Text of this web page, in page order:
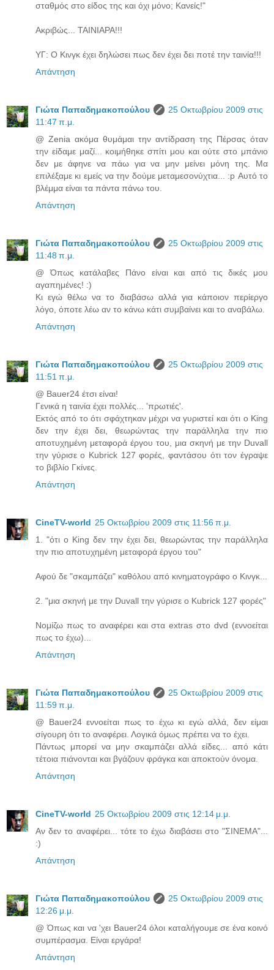
σταθμός στο είδος της και όχι μόνο; Κανείς!"
Ακριβώς... ΤΑΙΝΙΑΡΑ!!!
ΥΓ: Ο Κινγκ έχει δηλώσει πως δεν έχει δει ποτέ την ταινία!!!
Απάντηση
Γιώτα Παπαδημακοπούλου
25 Οκτωβρίου 2009 στις
11:47 π.μ.
@ Zenia ακόμα θυμάμαι την αντίδραση της Πέρσας όταν
την είδαμε μαζί... κοιμήθηκε σπίτι μου και ούτε στο μπάνιο
δεν με άφηνε να πάω για να μην μείνει μόνη της. Μα
επιλέξαμε κι εμείς να την δούμε μεταμεσονύχτια... :p Αυτό το
βλέμμα είναι τα πάντα πάνω του.
Απάντηση
Γιώτα Παπαδημακοπούλου
25 Οκτωβρίου 2009 στις
11:48 π.μ.
@ Όπως κατάλαβες Πάνο είναι και από τις δικές μου
αγαπημένες! :)
Κι εγώ θέλω να το διαβάσω αλλά για κάποιον περίεργο
λόγο, όποτε λέω αν το κάνω κάτι συμβαίνει και το αναβάλω.
Απάντηση
Γιώτα Παπαδημακοπούλου
25 Οκτωβρίου 2009 στις
11:51 π.μ.
@ Bauer24 έτσι είναι!
Γενικά η ταινία έχει πολλές... 'πρωτιές'.
Εκτός από το ότι σφάχτηκαν μέχρι να γυριστεί και ότι ο King
δεν την έχει δει, θεωρώντας την παράλληλα την πιο
αποτυχημένη μεταφορά έργου του, μια σκηνή με την Duvall
την γύρισε ο Kubrick 127 φορές, φαντάσου ότι τον έγραψε
το βιβλίο Γκίνες.
Απάντηση
CineTV-world 25 Οκτωβρίου 2009 στις 11:56 π.μ.
1. "ότι ο King δεν την έχει δει, θεωρώντας την παράλληλα
την πιο αποτυχημένη μεταφορά έργου του"
Αφού δε "σκαμπάζει" καθόλου από κινηματογράφο ο Κινγκ...
2. "μια σκηνή με την Duvall την γύρισε ο Kubrick 127 φορές"
Νομίζω πως το αναφέρει και στα extras στο dvd (εννοείται
πως το έχω)...
Απάντηση
Γιώτα Παπαδημακοπούλου
25 Οκτωβρίου 2009 στις
11:59 π.μ.
@ Bauer24 εννοείται πως το έχω κι εγώ αλλά, δεν είμαι
σίγουρη ότι το αναφέρει. Λογικά όμως πρέπει να το έχει.
Πάντως μπορεί να μην σκαμπάζει αλλά είδες... από κάτι
τέτοια πιάνονται και βγάζουν φράγκα και αποκτούν όνομα.
Απάντηση
CineTV-world 25 Οκτωβρίου 2009 στις 12:14 μ.μ.
Αν δεν το αναφέρει... τότε το έχω διαβάσει στο "ΣΙΝΕΜΑ"...
:)
Απάντηση
Γιώτα Παπαδημακοπούλου
25 Οκτωβρίου 2009 στις
12:26 μ.μ.
@ Όπως και να 'χει Bauer24 όλοι καταλήγουμε σε ένα κοινό
συμπέρασμα. Είναι εργάρα!
Απάντηση